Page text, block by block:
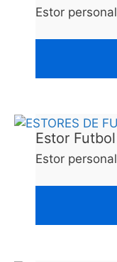
Estor
Estor
Estor